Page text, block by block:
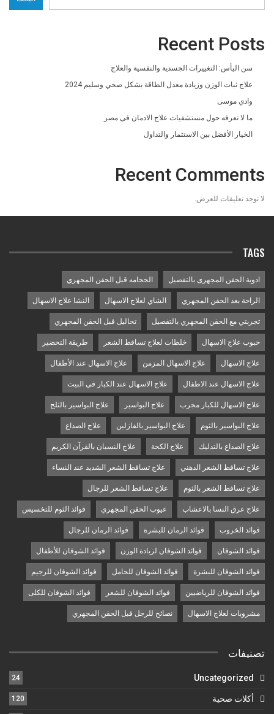
Recent Posts
سن اليأس: التغييرات الجسدية والنفسية والعلاج
علاج ثبات الوزن وزيادة معدل الطاقة بشكل صحي وسليم 2024
وادي موسى
ما لا تعرفه حول مستشفيات علاج الادمان فى مصر
الخيار الأفضل بين الاستثمار والتداول
Recent Comments
لا توجد تعليقات للعرض.
TAGS
ادوية الحقن المجهرى بالتفصيل الحجامه قبل الحقن المجهري
الراحة بعد الحقن المجهري الشاي لعلاج الاسهال النشا علاج الاسهال
تجربتي مع الحقن المجهري بالتفصيل تحاليل قبل الحقن المجهري
حبوب علاج الاسهال خلطات لعلاج تساقط الشعر طريقة التحضير
علاج الاسهال علاج الاسهال المزمن علاج الاسهال عند الأطفال
علاج الاسهال عند الاطفال علاج الاسهال عند الكبار في البيت
علاج الاسهال للكبار مجرب علاج البواسير علاج البواسير بالثلج
علاج البواسير بالثوم علاج البواسير بالفازلين علاج الصداع
علاج الصداع بالتدليك علاج الكحة علاج النسيان بالقرآن الكريم
علاج تساقط الشعر الدهني علاج تساقط الشعر الشديد عند النساء
علاج تساقط الشعر بالثوم علاج تساقط الشعر للرجال
علاج عرق النسا بالاعشاب عيوب الحقن المجهري فوائد الثوم للتخسيس
فوائد الخروب فوائد الرمان للبشرة فوائد الرمان للرجال
فوائد الشوفان فوائد الشوفان لزيادة الوزن فوائد الشوفان للأطفال
فوائد الشوفان للبشرة فوائد الشوفان للحامل فوائد الشوفان للرجيم
فوائد الشوفان للرياضيين فوائد الشوفان للشعر فوائد الشوفان للكلى
مشروبات لعلاج الاسهال نصائح للرجل قبل الحقن المجهري
تصنيفات
Uncategorized
24
أكلات صحية 120